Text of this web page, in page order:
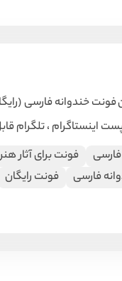
فونت خندوانه فارسی
پست اینستاگرام ،
فونت برای آثار
فارسی فونت رایگان